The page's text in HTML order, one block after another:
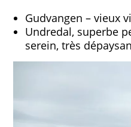
Gudvangen – vieux
Undredal, superbe
serein, très